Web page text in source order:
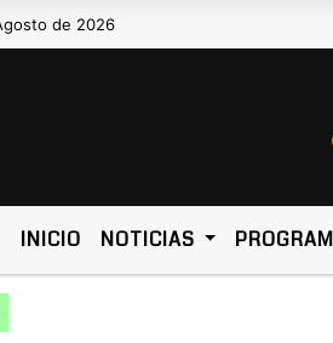
de 2026
Hoy es Jueves 6 de Agosto de 2026 y
INICIO NOTICIAS